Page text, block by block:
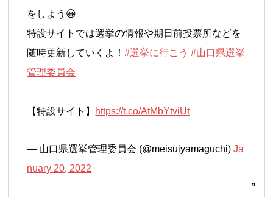
をしよう😀
特設サイトでは選挙の情報や期日前投票所などを
随時更新していくよ！#選挙に行こう #山口県選挙
管理委員会
【特設サイト】 https://t.co/AtMbYtviUt
— 山口県選挙管理委員会 (@meisuiyamaguchi)Ja
nuary 20, 2022